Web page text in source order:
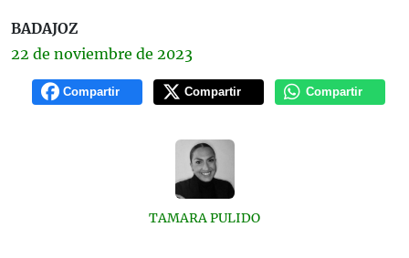
BADAJOZ
22 de noviembre de 2023
Compartir Compartir Compartir
TAMARA PULIDO